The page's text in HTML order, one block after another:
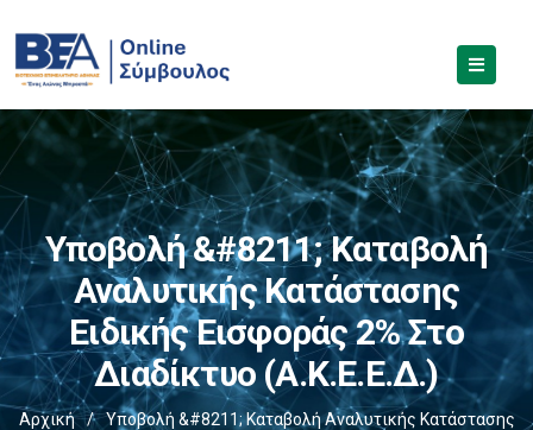
Υποβολή &#8211; Καταβολή
Αναλυτικής Κατάστασης
Ειδικής Εισφοράς 2% Στο
Διαδίκτυο (Α.Κ.Ε.Ε.Δ.)
Αρχική /
Υποβολή &#8211; Καταβολή Αναλυτικής Κατάστασης